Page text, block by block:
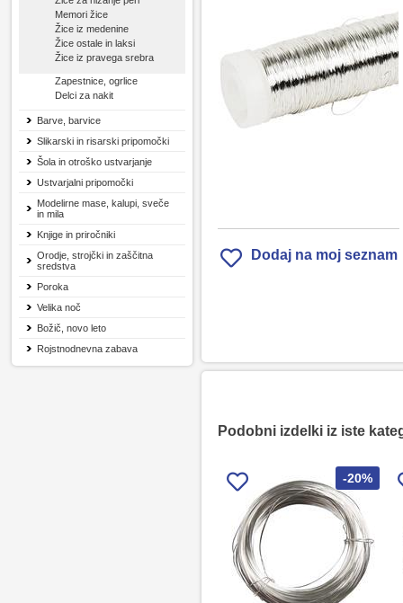
Memori žice
Žice iz medenine
Žice ostale in laksi
Žice iz pravega srebra
Zapestnice, ogrlice
Delci za nakit
Barve, barvice
Slikarski in risarski pripomočki
Šola in otroško ustvarjanje
Ustvarjalni pripomočki
Modelirne mase, kalupi, sveče
in mila
Knjige in priročniki
Orodje, strojčki in zaščitna
sredstva
Poroka
Velika noč
Božič, novo leto
Rojstnodnevna zabava
Dodaj na moj seznam
Podobni izdelki iz iste
-20%